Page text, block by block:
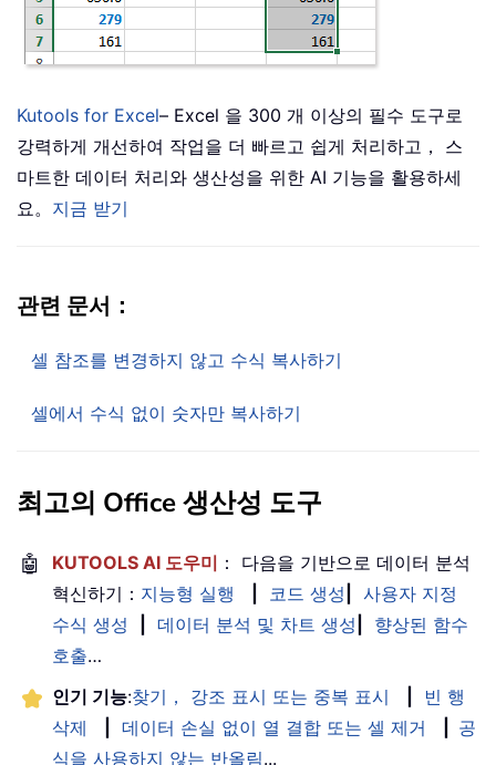
Kutools for Excel– Excel 을 300 개 이상의 필수 도구로
강력하게 개선하여 작업을 더 빠르고 쉽게 처리하고， 스
마트한 데이터 처리와 생산성을 위한 AI 기능을 활용하세
요。 지금 받기
관련 문서：
셀 참조를 변경하지 않고 수식 복사하기
셀에서 수식 없이 숫자만 복사하기
최고의 Office 생산성 도구
🤖 KUTOOLS AI 도우미 ： 다음을 기반으로 데이터 분석
혁신하기： 지능형 실행 코드 생성
사용자 지정
수식 생성
데이터 분석 및 차트 생성
향상된 함수
호출…
인기 기능:찾기， 강조 표시 또는 중복 표시
빈 행
삭제
데이터 손실 없이 열 결합 또는 셀 제거
공
식을 사용하지 않는 반올림...